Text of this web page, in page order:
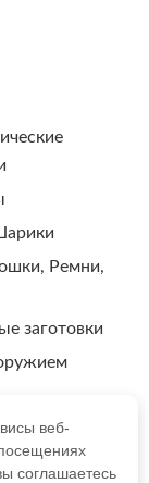
Ремни,
заготовки
веб-
соглашаетесь